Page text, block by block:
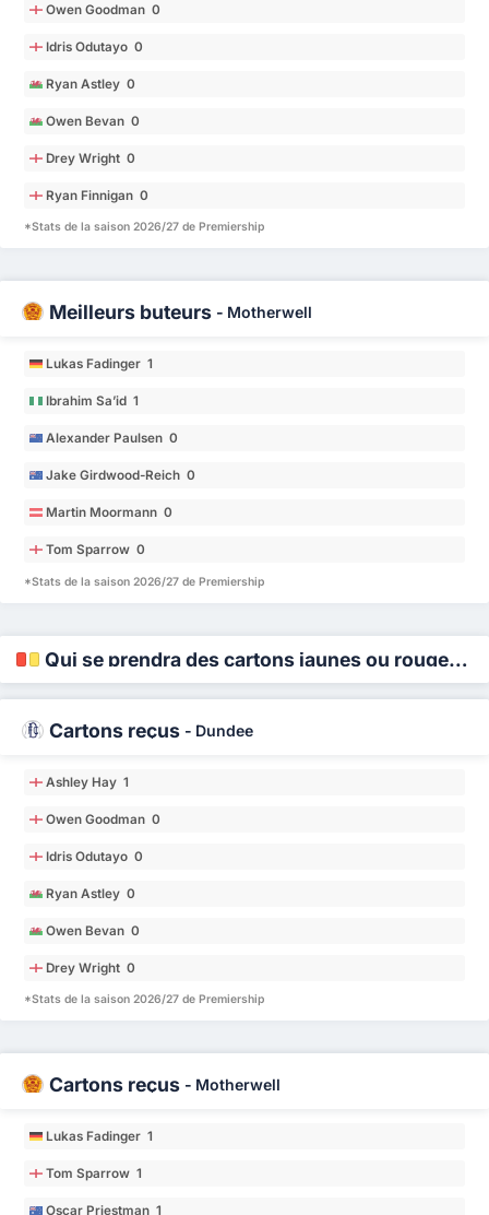
Owen Goodman 0
Idris Odutayo 0
Ryan Astley 0
Owen Bevan 0
Drey Wright 0
Ryan Finnigan 0
*Stats de la saison 2026/27 de Premiership
Meilleurs buteurs - Motherwell
Lukas Fadinger 1
Ibrahim Sa’id 1
Alexander Paulsen 0
Jake Girdwood-Reich 0
Martin Moormann 0
Tom Sparrow 0
*Stats de la saison 2026/27 de Premiership
Qui se prendra des cartons jaunes ou rouges ?
Cartons reçus - Dundee
Ashley Hay 1
Owen Goodman 0
Idris Odutayo 0
Ryan Astley 0
Owen Bevan 0
Drey Wright 0
*Stats de la saison 2026/27 de Premiership
Cartons reçus - Motherwell
Lukas Fadinger 1
Tom Sparrow 1
Oscar Priestman 1